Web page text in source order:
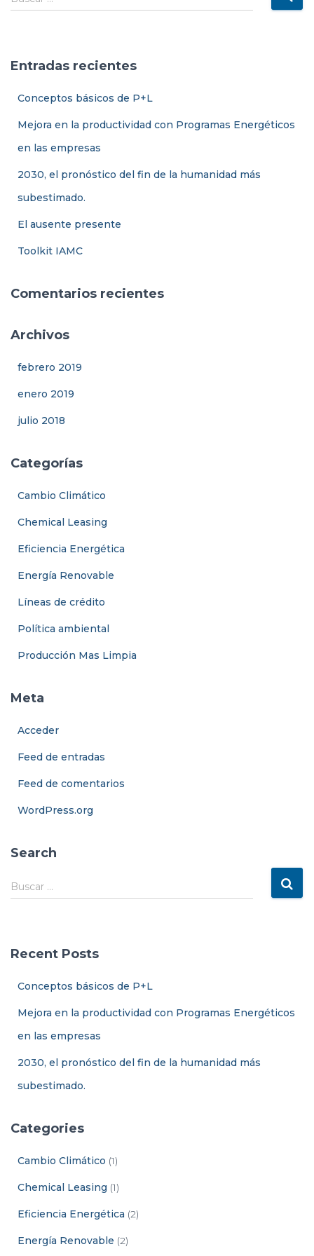
N
u
rEntradas recientes
Conceptos básicos de P+L
Mejora en la productividad con Programas Energéticos
en las empresas
2030, el pronóstico del fin de la humanidad más
subestimado.
El ausente presente
Toolkit IAMC
Comentarios recientes
Archivos
febrero 2019
enero 2019
julio 2018
Categorías
Cambio Climático
Chemical Leasing
Eficiencia Energética
Energía Renovable
Líneas de crédito
Política ambiental
Producción Mas Limpia
Meta
Acceder
Feed de entradas
Feed de comentarios
WordPress.org
Search
B
u
r
Buscar …
Recent Posts
Conceptos básicos de P+L
Mejora en la productividad con Programas Energéticos
en las empresas
2030, el pronóstico del fin de la humanidad más
subestimado.
Categories
Cambio Climático (1)
Chemical Leasing (1)
Eficiencia Energética (2)
Energía Renovable (2)